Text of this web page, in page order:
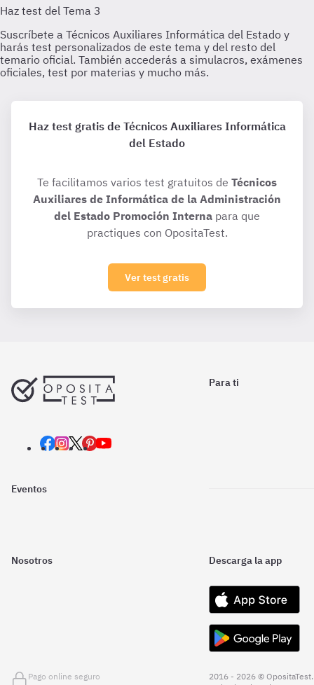
Haz test gratis de Técnicos Auxiliares Informática
del Estado
Te facilitamos varios test gratuitos de Técnicos
Auxiliares de Informática de la Administración
del Estado Promoción Interna para que
practiques con OpositaTest.
Ver test gratis
Para ti
Eventos
Nosotros Descarga la app
Pago online seguro
2016 - 2026 © OpositaTest.